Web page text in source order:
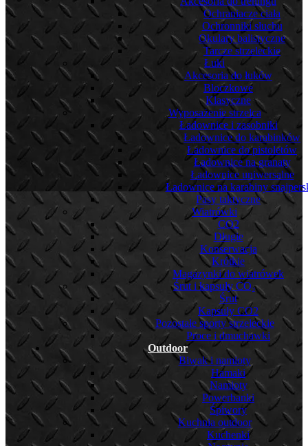
Ochraniacze ciała
Ochronniki słuchu
Okulary balistyczne
Tarcze strzeleckie
Łuki
Akcesoria do łuków
Bloczkowe
Klasyczne
Wyposażenie strzelca
Ładownice i zasobniki
Ładownice do karabinków
Ładownice do pistoletów
Ładownice na granaty
Ładownice uniwersalne
Ładownice na karabiny
Pasy taktyczne
Wiatrówki
CO2
Długie
Konserwacja
Krótkie
Magazynki do wiatrówek
Śrut i kapsuły CO₂
Śrut
Kapsuły CO2
Pozostałe sporty strzeleckie
Proce i dmuchawki
Outdoor
Biwak i namioty
Hamaki
Namioty
Powerbanki
Śpiwory
Kuchnia outdoor
Kuchenki